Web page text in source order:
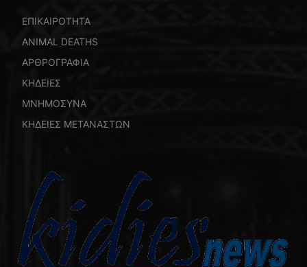
ΕΠΙΚΑΙΡΟΤΗΤΑ
ANIMAL DEATHS
ΑΡΘΡΟΓΡΑΦΙΑ
ΚΗΔΕΙΕΣ
ΜΝΗΜΟΣΥΝΑ
ΚΗΔΕΙΕΣ ΜΕΤΑΝΑΣΤΩΝ